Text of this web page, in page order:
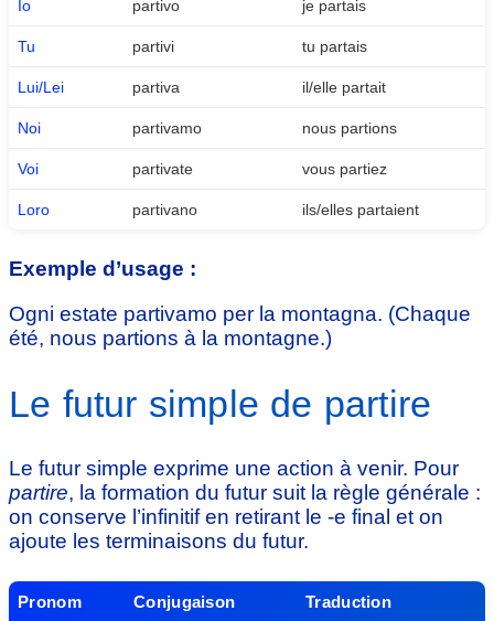
Io partivo je partais
Tu partivi tu partais
Lui/Lei partiva il/elle partait
Noi partivamo nous partions
Voi partivate vous partiez
Loro partivano ils/elles partaient
Exemple d’usage :
Ogni estate partivamo per la montagna. (Chaque
été, nous partions à la montagne.)
Le futur simple de partire
Le futur simple exprime une action à venir. Pour
partire, la formation du futur suit la règle générale :
on conserve l’infinitif en retirant le -e final et on
ajoute les terminaisons du futur.
Pronom Conjugaison Traduction